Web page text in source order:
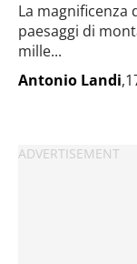
La magnificenza
paesaggi di
mille...
Antonio Landi